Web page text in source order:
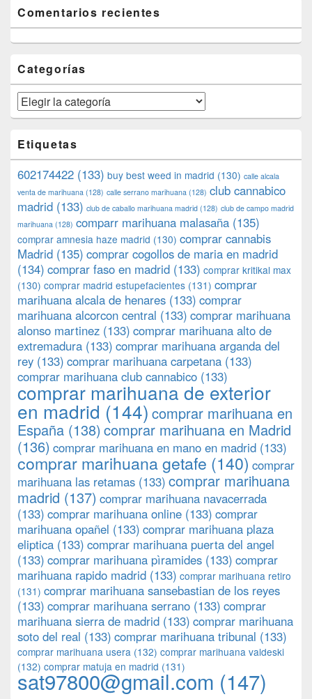
Comentarios recientes
Categorías
Categorías
Etiquetas
602174422 (133) buy best weed in madrid (130) calle alcala
venta de marihuana (128) calle serrano marihuana (128) club cannabico
madrid (133) club de caballo marihuana madrid (128) club de campo madrid
marihuana (128) comparr marihuana malasaña (135)
comprar amnesia haze madrid (130) comprar cannabis
Madrid (135) comprar cogollos de maria en madrid
(134) comprar faso en madrid (133) comprar kritikal max
(130) comprar madrid estupefacientes (131) comprar
marihuana alcala de henares (133) comprar
marihuana alcorcon central (133) comprar marihuana
alonso martinez (133) comprar marihuana alto de
extremadura (133) comprar marihuana arganda del
rey (133) comprar marihuana carpetana (133)
comprar marihuana club cannabico (133)
comprar marihuana de exterior
en madrid (144) comprar marihuana en
España (138) comprar marihuana en Madrid
(136) comprar marihuana en mano en madrid (133)
comprar marihuana getafe (140) comprar
marihuana las retamas (133) comprar marihuana
madrid (137) comprar marihuana navacerrada
(133) comprar marihuana online (133) comprar
marihuana opañel (133) comprar marihuana plaza
eliptica (133) comprar marihuana puerta del angel
(133) comprar marihuana pìramides (133) comprar
marihuana rapido madrid (133) comprar marihuana retiro
(131) comprar marihuana sansebastian de los reyes
(133) comprar marihuana serrano (133) comprar
marihuana sierra de madrid (133) comprar marihuana
soto del real (133) comprar marihuana tribunal (133)
comprar marihuana usera (132) comprar marihuana valdeski
(132) comprar matuja en madrid (131)
sat97800@gmail.com (147)